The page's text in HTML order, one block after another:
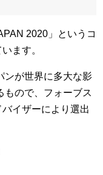
2020」というコ
ます。
ンが世界に多大な影
もので、フォーブス
イザーにより選出